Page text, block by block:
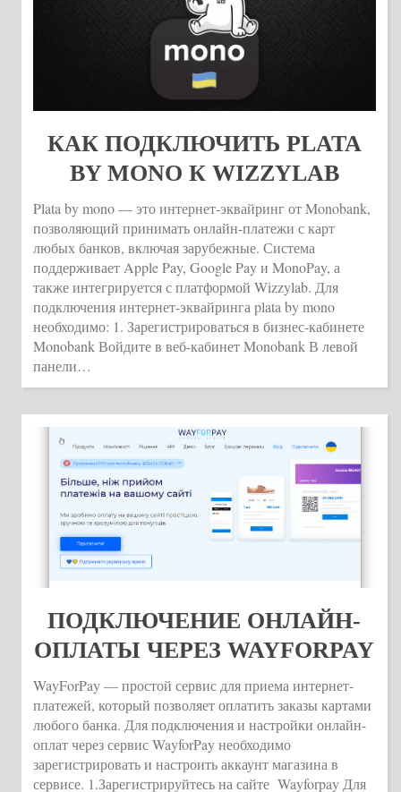
КАК ПОДКЛЮЧИТЬ PLATA
BY MONO К WIZZYLAB
Plata by mono — это интернет-эквайринг от Monobank,
позволяющий принимать онлайн-платежи с карт
любых банков, включая зарубежные. Система
поддерживает Apple Pay, Google Pay и MonoPay, а
также интегрируется с платформой Wizzylab. Для
подключения интернет-эквайринга plata by mono
необходимо: 1. Зарегистрироваться в бизнес-кабинете
Monobank Войдите в веб-кабинет Monobank В левой
панели…
ПОДКЛЮЧЕНИЕ ОНЛАЙН-
ОПЛАТЫ ЧЕРЕЗ WAYFORPAY
WayForPay — простой сервис для приема интернет-
платежей, который позволяет оплатить заказы картами
любого банка. Для подключения и настройки онлайн-
оплат через сервис WayforPay необходимо
зарегистрировать и настроить аккаунт магазина в
сервисе. 1.Зарегистрируйтесь на сайте Wayforpay Для